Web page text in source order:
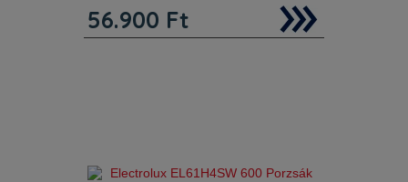
Jellemzők. Porzsák nélküli porszívó
Nem kell többé porzsákot vásárolnia.
56.900 Ft